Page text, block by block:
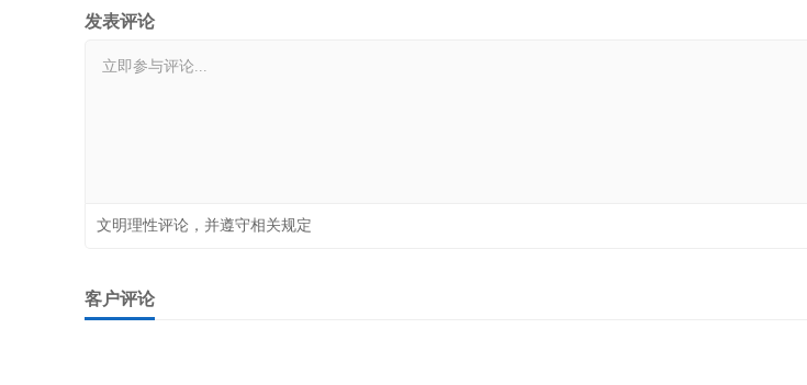
发表评论
文明理性评论，并遵守相关规定
客户评论